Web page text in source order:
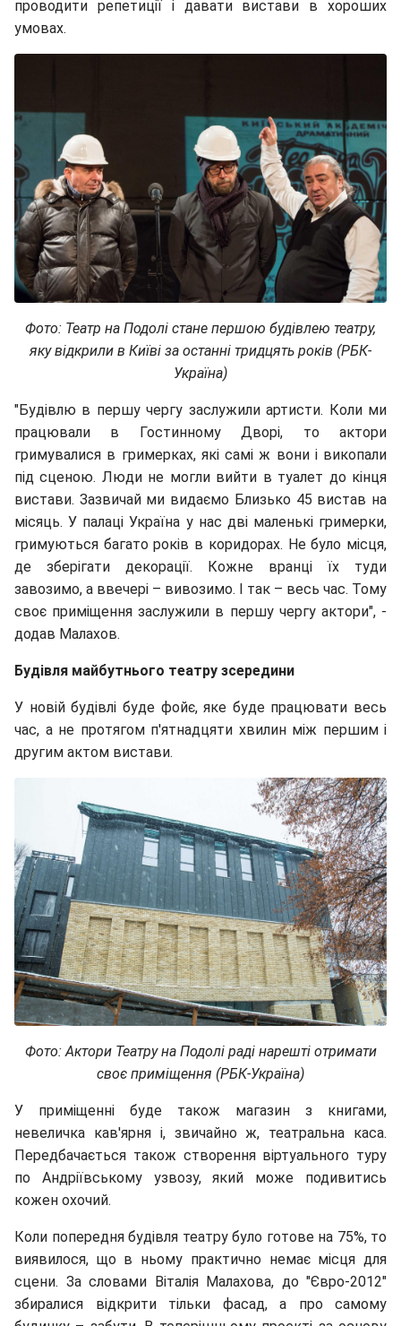
проводити репетиції і давати вистави в хороших
умовах.
Фото: Театр на Подолі стане першою будівлею театру,
яку відкрили в Київі за останні тридцять років (РБК-
Україна)
"Будівлю в першу чергу заслужили артисти. Коли ми
працювали в Гостинному Дворі, то актори
гримувалися в гримерках, які самі ж вони і викопали
під сценою. Люди не могли вийти в туалет до кінця
вистави. Зазвичай ми видаємо Близько 45 вистав на
місяць. У палаці Україна у нас дві маленькі гримерки,
гримуються багато років в коридорах. Не було місця,
де зберігати декорації. Кожне вранці їх туди
завозимо, а ввечері – вивозимо. І так – весь час. Тому
своє приміщення заслужили в першу чергу актори", -
додав Малахов.
Будівля майбутнього театру зсередини
У новій будівлі буде фойє, яке буде працювати весь
час, а не протягом п'ятнадцяти хвилин між першим і
другим актом вистави.
Фото: Актори Театру на Подолі раді нарешті отримати
своє приміщення (РБК-Україна)
У приміщенні буде також магазин з книгами,
невеличка кав'ярня і, звичайно ж, театральна каса.
Передбачається також створення віртуального туру
по Андріївському узвозу, який може подивитись
кожен охочий.
Коли попередня будівля театру було готове на 75%, то
виявилося, що в ньому практично немає місця для
сцени. За словами Віталія Малахова, до "Євро-2012"
збиралися відкрити тільки фасад, а про самому